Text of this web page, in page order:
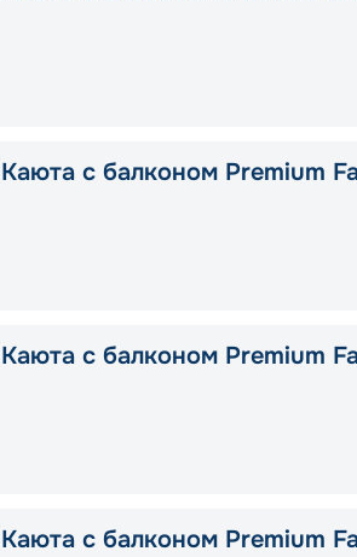
Каюта с балконом Premium
Каюта с балконом Premium
Каюта с балконом Premium